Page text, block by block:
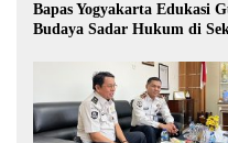
Bapas Yogyakarta Edukasi
Budaya Sadar Hukum di